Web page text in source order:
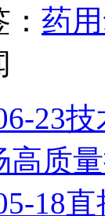
药
23技
高质
18直